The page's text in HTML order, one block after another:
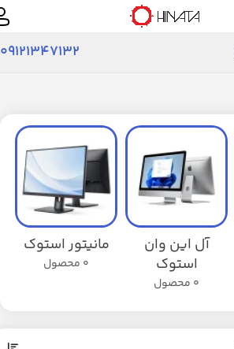
09121347132
آل این وان
استوک
0 محصول
مانیتور استوک
0 محصول